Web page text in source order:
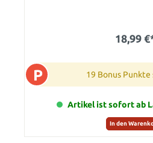
18,99
P 19 Bonus Punkte
Artikel ist sofort ab
In den